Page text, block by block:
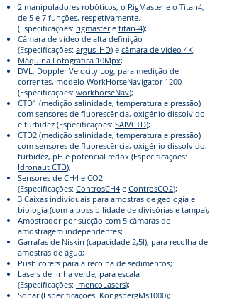
2 manipuladores robóticos, o RigMaster e o Titan4,
de 5 e 7 funções, respetivamente.
(Especificações: rigmastere titan-4);
Câmara de vídeo de alta definição
(Especificações: argus_HD) e câmara de video 4K;
Máquina Fotográfica 10Mpx;
DVL, Doppler Velocity Log, para medição de
correntes, modelo WorkHorseNavigator 1200
(Especificações: workhorseNav);
CTD1 (medição salinidade, temperatura e pressão)
com sensores de fluorescência, oxigénio dissolvido
e turbidez (Especificações: SAIVCTD);
CTD2 (medição salinidade, temperatura e pressão)
com sensores de fluorescência, oxigénio dissolvido,
turbidez, pH e potencial redox (Especificações:
Idronaut CTD);
Sensores de CH4 e CO2
(Especificações: ControsCH4 e ControsCO2);
3 Caixas individuais para amostras de geologia e
biologia (com a possibilidade de divisórias e tampa);
Amostrador por sucção com 5 câmaras de
amostragem independentes;
Garrafas de Niskin (capacidade 2,5l), para recolha de
amostras de água;
Push corers para a recolha de sedimentos;
Lasers de linha verde, para escala
(Especificações: ImencoLasers);
Sonar (Especificações: KongsbergMs1000);